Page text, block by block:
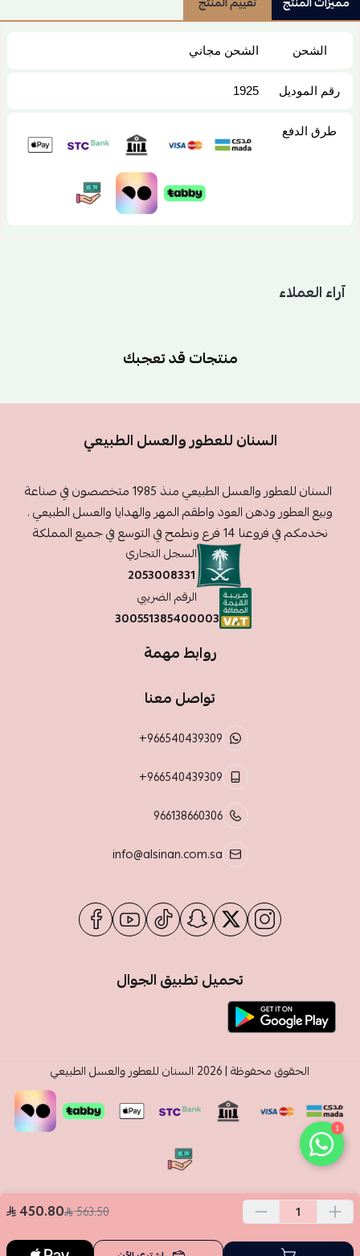
563.50
450.80
الشحن الشحن مجاني
رقم الموديل 1925
طرق الدفع
آراء العملاء
منتجات قد تعجبك
السنان للعطور والعسل الطبيعي
السنان للعطور والعسل الطبيعي منذ 1985 متخصصون في صناعة
وبيع العطور ودهن العود واطقم المهر والهدايا والعسل الطبيعي .
نخدمكم في فروعنا 14 فرع ونطمح في التوسع في جميع المملكة
السجل التجاري
2053008331
الرقم الضريبي
300551385400003
روابط مهمة
تواصل معنا
+966540439309
+966540439309
966138660306
info@alsinan.com.sa
تحميل تطبيق الجوال
الحقوق محفوظة | 2026 السنان للعطور والعسل الطبيعي
1